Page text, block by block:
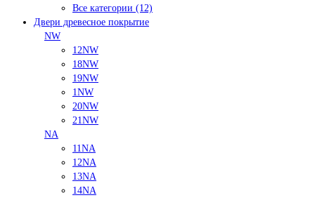
Все категории (12)
Двери древесное покрытие
NW
12NW
18NW
19NW
1NW
20NW
21NW
NA
11NA
12NA
13NA
14NA